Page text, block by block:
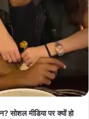
मीडिया पर क्यों हो